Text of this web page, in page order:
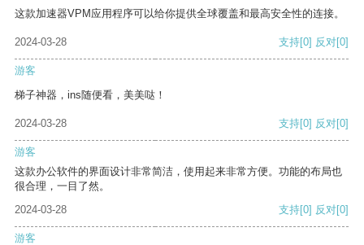
这款加速器VPM应用程序可以给你提供全球覆盖和最高安全性的连接。
2024-03-28 支持[0] 反对[0]
游客
梯子神器，ins随便看，美美哒！
2024-03-28 支持[0] 反对[0]
游客
这款办公软件的界面设计非常简洁，使用起来非常方便。功能的布局也
很合理，一目了然。
2024-03-28
支持[0] 反对[0]
游客